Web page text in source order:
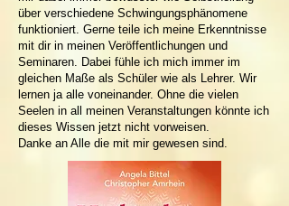
über verschiedene Schwingungsphänomene
funktioniert. Gerne teile ich meine Erkenntnisse
mit dir in meinen Veröffentlichungen und
Seminaren. Dabei fühle ich mich immer im
gleichen Maße als Schüler wie als Lehrer. Wir
lernen ja alle voneinander. Ohne die vielen
Seelen in all meinen Veranstaltungen könnte ich
dieses Wissen jetzt nicht vorweisen.
Danke an Alle die mit mir gewesen sind.